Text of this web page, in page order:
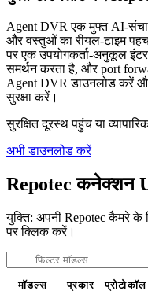
Agent DVR एक मुफ्त AI-
और वस्तुओं का रीयल-टाइम
पर एक उपयोगकर्ता-अनुकूल
समर्थन करता है, और port
Agent DVR डाउनलोड करें
सुरक्षा करें।
सुरक्षित दूरस्थ पहुंच या
अभी डाउनलोड करें
Repotec कनेक्शन
युक्ति: अपनी Repotec कैमरे
पर क्लिक करें।
मॉडल्स प्रकार प्रोटोकॉल